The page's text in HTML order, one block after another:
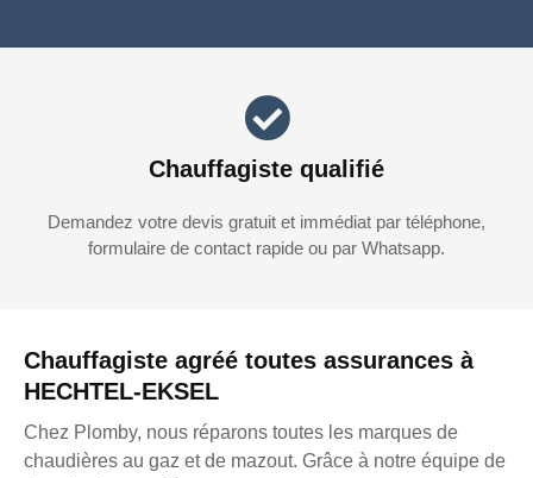
Chauffagiste agréé toutes assurances à
HECHTEL-EKSEL
Chez Plomby, nous réparons toutes les marques de
chaudières au gaz et de mazout. Grâce à notre équipe de
Chauffagiste qualifié
Demandez votre devis gratuit et immédiat par téléphone,
formulaire de contact rapide ou par Whatsapp.